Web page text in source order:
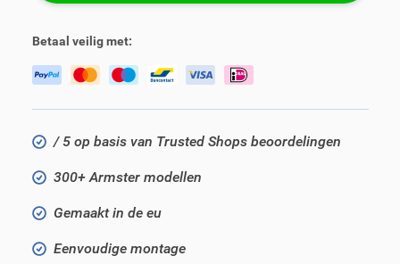
Betaal veilig met:
/ 5 op basis van Trusted Shops beoordelingen
300+ Armster modellen
Gemaakt in de eu
Eenvoudige montage